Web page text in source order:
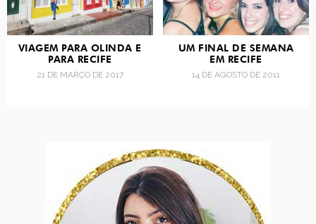
VIAGEM PARA OLINDA E
PARA RECIFE
21 DE MARÇO DE 2017
UM FINAL DE SEMANA
EM RECIFE
14 DE AGOSTO DE 2011